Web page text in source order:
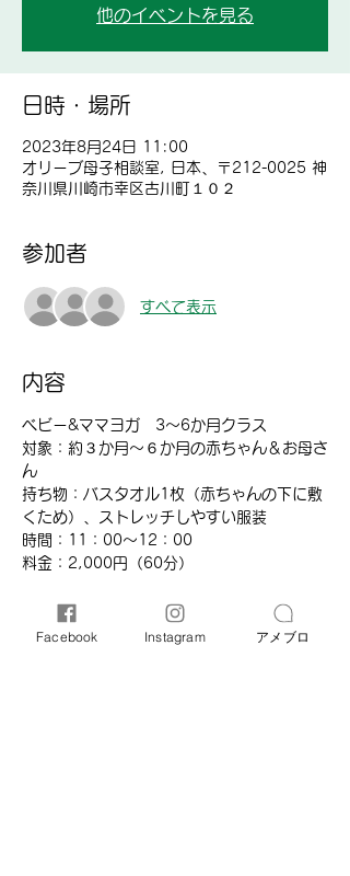
他のイベントを見る
日時・場所
2023年8月24日 11:00
オリーブ母子相談室, 日本、〒212-0025 神
奈川県川崎市幸区古川町１０２
参加者
すべて表示
内容
ベビー&ママヨガ　3～6か月クラス
対象：約３か月～６か月の赤ちゃん＆お母さ
ん
持ち物：バスタオル1枚（赤ちゃんの下に敷
くため）、ストレッチしやすい服装
時間：11：00～12：00
​料金：2,000円（60分）​
Facebook Instagram アメブロ